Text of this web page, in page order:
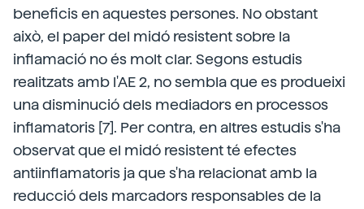
beneficis en aquestes persones. No obstant
això, el paper del midó resistent sobre la
inflamació no és molt clar. Segons estudis
realitzats amb l'AE 2, no sembla que es produeixi
una disminució dels mediadors en processos
inflamatoris [7]. Per contra, en altres estudis s'ha
observat que el midó resistent té efectes
antiinflamatoris ja que s'ha relacionat amb la
reducció dels marcadors responsables de la